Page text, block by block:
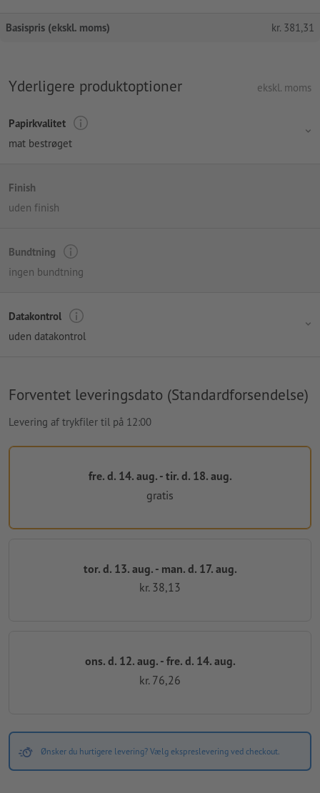
Basispris (ekskl. moms) kr. 381,31
Yderligere produktoptioner ekskl. moms
Papirkvalitet
mat bestrøget
Finish
uden finish
Bundtning
ingen bundtning
Datakontrol
uden datakontrol
Forventet leveringsdato (Standardforsendelse)
Levering af trykfiler til på 12:00
fre. d. 14. aug. - tir. d. 18. aug.
gratis
tor. d. 13. aug. - man. d. 17. aug.
kr. 38,13
ons. d. 12. aug. - fre. d. 14. aug.
kr. 76,26
Ønsker du hurtigere levering? Vælg ekspreslevering ved checkout.